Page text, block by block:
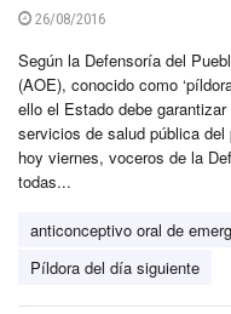
26/08/2016
Según la Defensoría del
(AOE), conocido como
ello el Estado debe
servicios de salud pública
hoy viernes, voceros de la
todas...
anticonceptivo oral de
Píldora del día siguiente